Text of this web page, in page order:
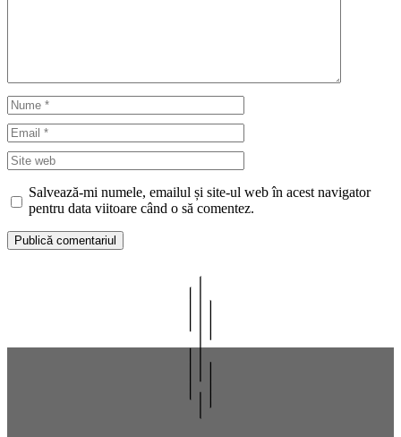
Nume
Email
Site
web
Salvează-mi numele, emailul și site-ul web în acest navigator
pentru data viitoare când o să comentez.